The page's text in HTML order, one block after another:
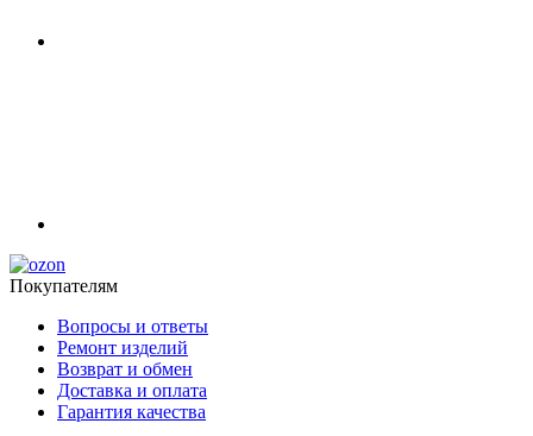
Покупателям
Вопросы и ответы
Ремонт изделий
Возврат и обмен
Доставка и оплата
Гарантия качества